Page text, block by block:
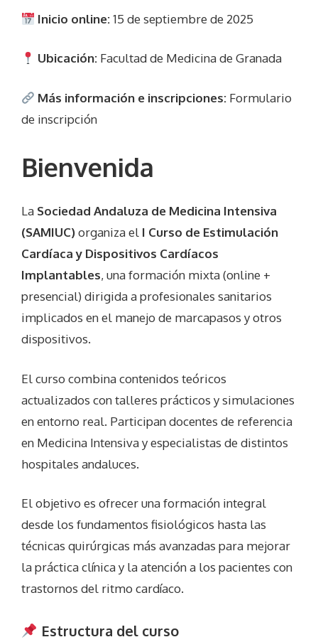
Inicio online:15 de septiembre de 2025
Ubicación: Facultad de Medicina de Granada
Más información e inscripciones: Formulario
de inscripción
Bienvenida
La Sociedad Andaluza de Medicina Intensiva
(SAMIUC)organiza el I Curso de Estimulación
Cardíaca y Dispositivos Cardíacos
Implantables, una formación mixta (online +
presencial) dirigida a profesionales sanitarios
implicados en el manejo de marcapasos y otros
dispositivos.
El curso combina contenidos teóricos
actualizados con talleres prácticos y simulaciones
en entorno real. Participan docentes de referencia
en Medicina Intensiva y especialistas de distintos
hospitales andaluces.
El objetivo es ofrecer una formación integral
desde los fundamentos fisiológicos hasta las
técnicas quirúrgicas más avanzadas para mejorar
la práctica clínica y la atención a los pacientes con
trastornos del ritmo cardíaco.
Estructura del curso